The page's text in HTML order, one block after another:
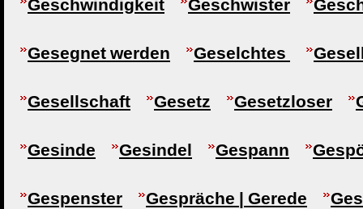
Geschwindigkeit Geschwister
Gesegnet werden Geselchtes
Gesellschaft Gesetz Gesetzloser
Gesinde Gesindel Gespann
Gespenster Gespräche | Gerede